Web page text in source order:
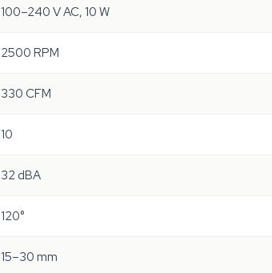
100–240 V AC, 10 W
2500 RPM
330 CFM
10
32 dBA
120°
15–30 mm